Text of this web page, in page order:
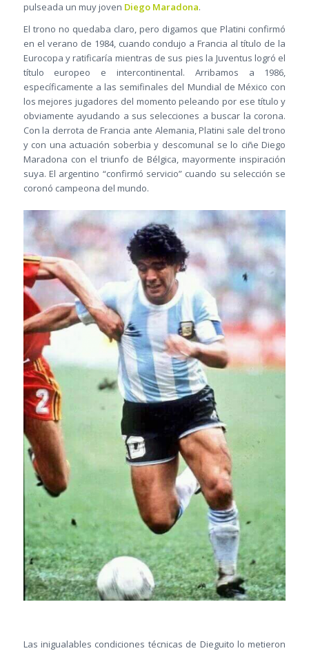
pulseada un muy joven Diego Maradona.
El trono no quedaba claro, pero digamos que Platini confirmó
en el verano de 1984, cuando condujo a Francia al título de la
Eurocopa y ratificaría mientras de sus pies la Juventus logró el
título europeo e intercontinental. Arribamos a 1986,
específicamente a las semifinales del Mundial de México con
los mejores jugadores del momento peleando por ese título y
obviamente ayudando a sus selecciones a buscar la corona.
Con la derrota de Francia ante Alemania, Platini sale del trono
y con una actuación soberbia y descomunal se lo ciñe Diego
Maradona con el triunfo de Bélgica, mayormente inspiración
suya. El argentino “confirmó servicio” cuando su selección se
coronó campeona del mundo.
Las inigualables condiciones técnicas de Dieguito lo metieron